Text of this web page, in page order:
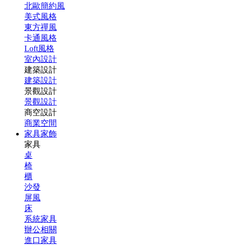
北歐簡約風
美式風格
東方禪風
卡通風格
Loft風格
室內設計
建築設計
建築設計
景觀設計
景觀設計
商空設計
商業空間
家具家飾
家具
桌
椅
櫃
沙發
屏風
床
系統家具
辦公相關
進口家具